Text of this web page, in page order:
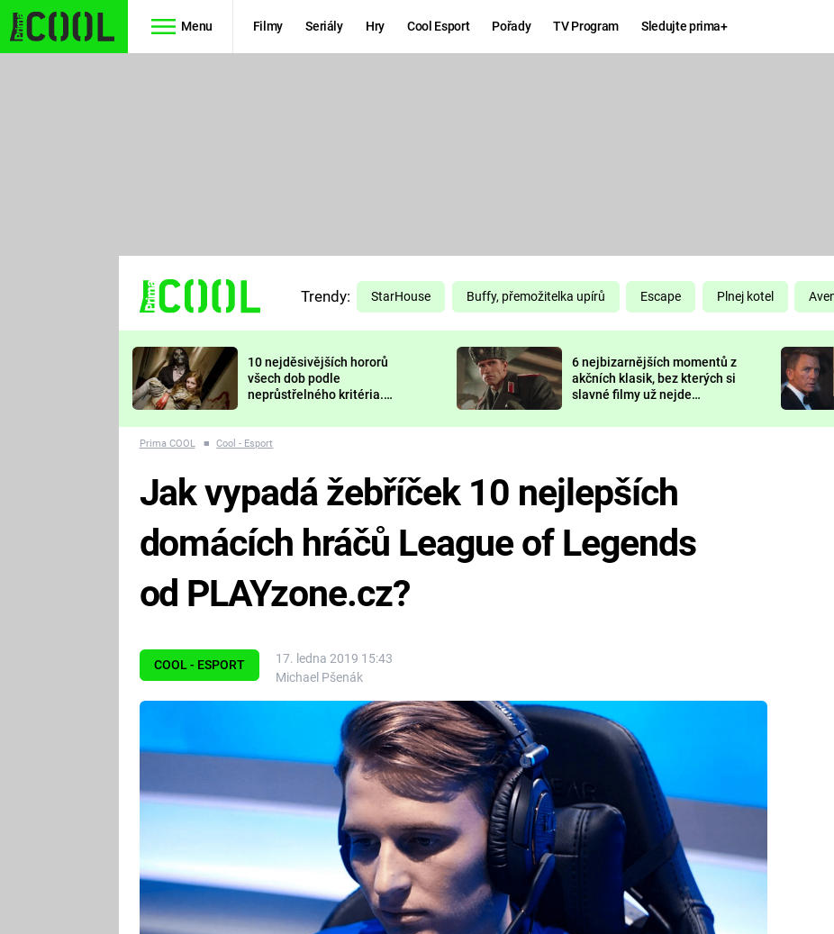
Menu Filmy Seriály Hry Cool Esport Pořady TV Program Sledujte prima+
TŘESKU
FUTURAMA
PREDÁTOR
DELIVERANCE
KOMEDIE
CHUCK
NORRIS
DEADPOOL
Trendy: StarHouse Buffy, přemožitelka upírů Escape Plnej kotel
10 nejděsivějších hororů
všech dob podle
neprůstřelného kritéria.
nejvíc zvednou tep?
6 nejbizarnějších momentů z
akčních klasik, bez kterých si
slavné filmy už nejde
Prima COOL ■ Cool - Esport
COOL - ESPORT
17. ledna 2019 15:43
Michael Pšenák
Jak vypadá žebříček 10 nejlepších
domácích hráčů League of Legends
od PLAYzone.cz?